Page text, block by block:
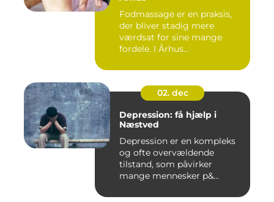
Fodmassage er en praksis,
der bliver stadig mere
værdsat for sine mange
fordele. I Århus...
02. dec
Depression: få hjælp i
Næstved
Depression er en kompleks
og ofte overvældende
tilstand, som påvirker
mange mennesker p&...